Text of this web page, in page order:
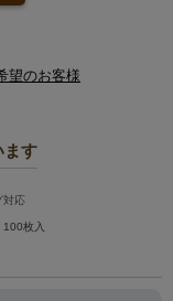
ます。
望のお客様
ます
対応
100枚入